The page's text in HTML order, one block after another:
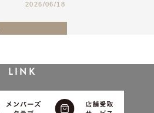
2026/06/18
LINK